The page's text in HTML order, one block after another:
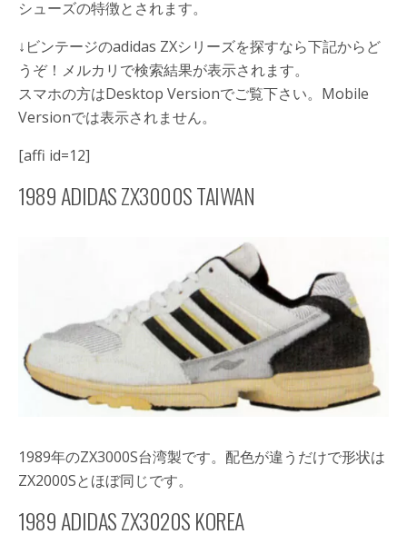
シューズの特徴とされます。
↓ビンテージのadidas ZXシリーズを探すなら下記からど
うぞ！メルカリで検索結果が表示されます。
スマホの方はDesktop Versionでご覧下さい。Mobile
Versionでは表示されません。
[affi id=12]
1989 ADIDAS ZX3000S TAIWAN
1989年のZX3000S台湾製です。配色が違うだけで形状は
ZX2000Sとほぼ同じです。
1989 ADIDAS ZX3020S KOREA